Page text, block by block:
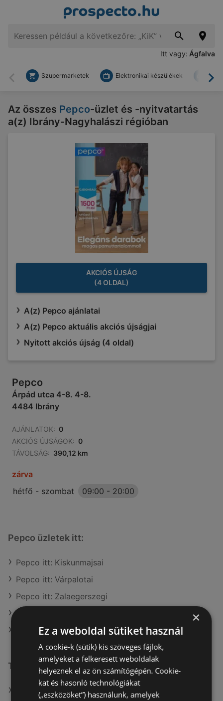
Itt vagy: Ágfalva
Vissza
Szupermarketek Elektronikai készülékek
Az összes Pepco-üzlet és -nyitvatartás
a(z) Ibrány-Nagyhalászi régióban
AKCIÓS ÚJSÁG
(4 OLDAL)
A(z) Pepco ajánlatai
A(z) Pepco aktuális akciós újságjai
Nyitott akciós újság (4 oldal)
Pepco
Árpád utca 4-8. 4-8.
4484 Ibrány
AJÁNLATOK: 0
AKCIÓS ÚJSÁGOK: 0
TÁVOLSÁG: 390,12 km
zárva
hétfő - szombat
09:00 - 20:00
Pepco üzletek itt:
Pepco itt: Kiskunmajsai
Pepco itt: Várpalotai
Pepco itt: Zalaegerszegi
Pepco itt: Mátészalkai
Pepco itt: Hevesi
További linkek
A(z) Pepco ajánlatai
×
Ez a weboldal sütiket használ
A cookie-k (sütik) kis szöveges fájlok,
amelyeket a felkeresett weboldalak
helyeznek el az ön számítógépén. Cookie-
kat és hasonló technológiákat
(„eszközöket”) használunk, amelyek